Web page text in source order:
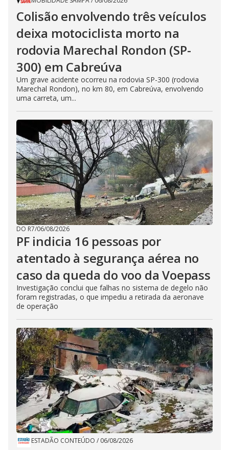
Colisão envolvendo três veículos
deixa motociclista morto na
rodovia Marechal Rondon (SP-
300) em Cabreúva
Um grave acidente ocorreu na rodovia SP-300 (rodovia
Marechal Rondon), no km 80, em Cabreúva, envolvendo
uma carreta, um...
DO R7/06/08/2026
PF indicia 16 pessoas por
atentado à segurança aérea no
caso da queda do voo da Voepass
Investigação conclui que falhas no sistema de degelo não
foram registradas, o que impediu a retirada da aeronave
de operação
ESTADÃO CONTEÚDO / 06/08/2026